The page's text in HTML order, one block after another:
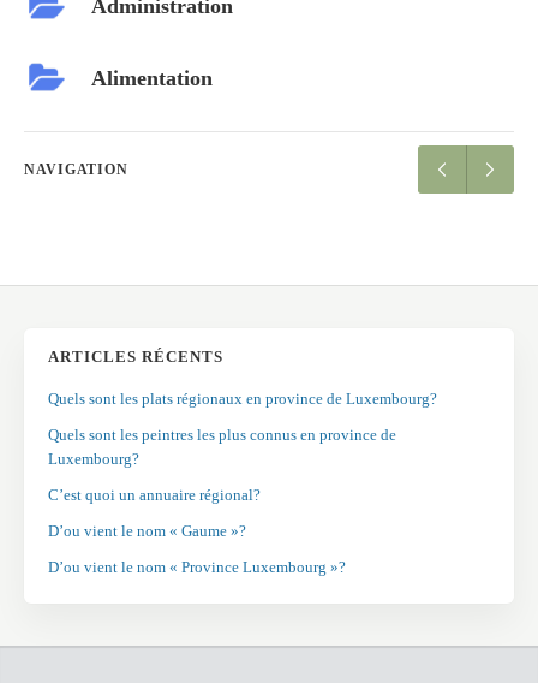
Administration
Alimentation
NAVIGATION
ARTICLES RÉCENTS
Quels sont les plats régionaux en province de Luxembourg?
Quels sont les peintres les plus connus en province de
Luxembourg?
C’est quoi un annuaire régional?
D’ou vient le nom « Gaume »?
D’ou vient le nom « Province Luxembourg »?